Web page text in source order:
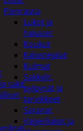
Pienrauta
Lukot ja
hakaset
Koukut
Kalustejalat
Kulmat
Sakkelit,
pylpyrät ja
tarvikkeet
Saranat
Vaijerilukot ja
takit